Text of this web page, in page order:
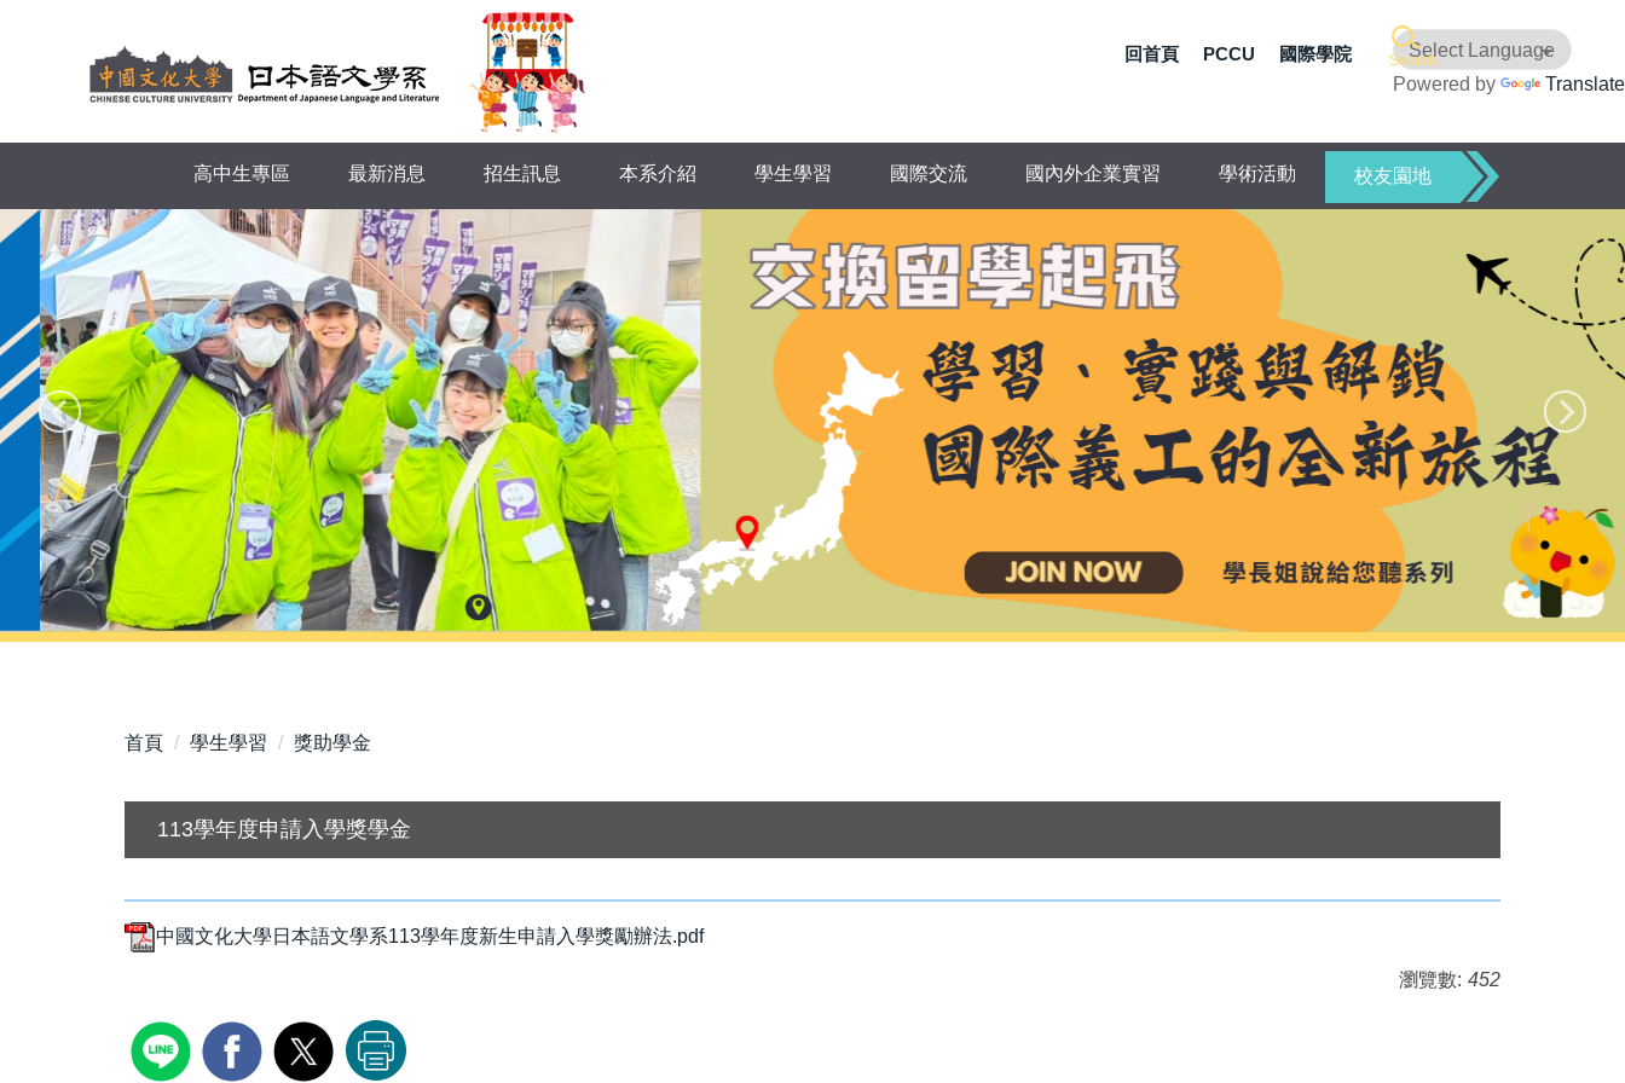
Powered by Translate
Search
回首頁 PCCU 國際學院
高中生專區 最新消息 招生訊息 本系介紹 學生學習 國際交流 國內外企業實習 學術活動 校友園地
首頁 學生學習 獎助學金
113學年度申請入學獎學金
中國文化大學日本語文學系113學年度新生申請入學獎勵辦法.pdf
瀏覽數: 452